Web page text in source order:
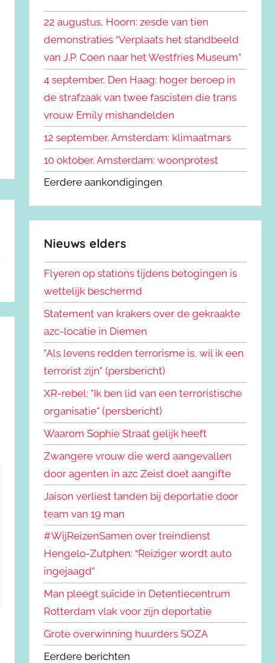
n
a
a
r
:
n
22 augustus, Hoorn: zesde van tien
demonstraties “Verplaats het standbeeld
van J.P. Coen naar het Westfries Museum”
4 september, Den Haag: hoger beroep in
de strafzaak van twee fascisten die trans
vrouw Emily mishandelden
12 september, Amsterdam: klimaatmars
10 oktober, Amsterdam: woonprotest
Eerdere aankondigingen
Nieuws elders
Flyeren op stations tijdens betogingen is
wettelijk beschermd
Statement van krakers over de gekraakte
azc-locatie in Diemen
"Als levens redden terrorisme is, wil ik een
terrorist zijn" (persbericht)
XR-rebel: "Ik ben lid van een terroristische
organisatie" (persbericht)
Waarom Sophie Straat gelijk heeft
Zwangere vrouw die werd aangevallen
door agenten in azc Zeist doet aangifte
Jaison verliest tanden bij deportatie door
team van 19 man
#WijReizenSamen over treindienst
Hengelo-Zutphen: “Reiziger wordt auto
ingejaagd”
Man pleegt suïcide in Detentiecentrum
Rotterdam vlak voor zijn deportatie
Grote overwinning huurders SOZA
Eerdere berichten